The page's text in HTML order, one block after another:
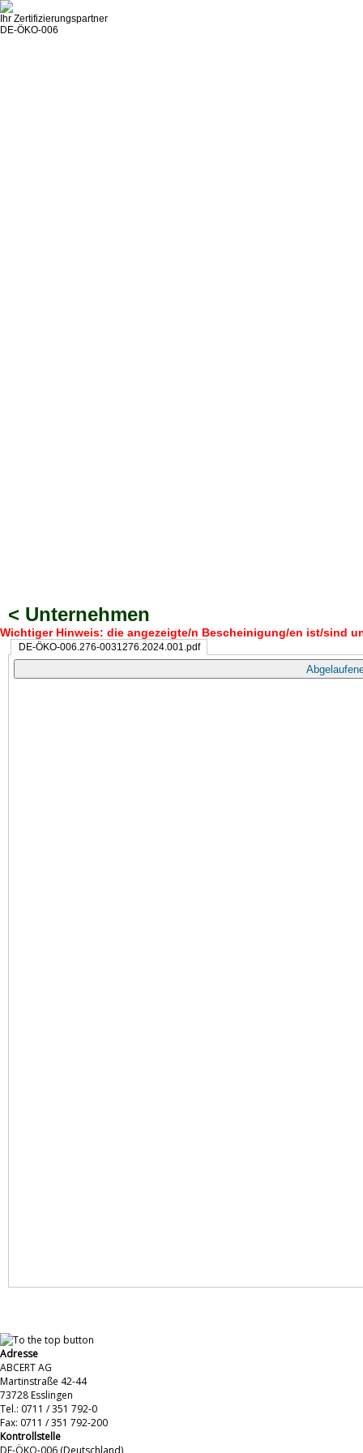
Ihr Zertifizierungspartner
DE-ÖKO-006
< Unternehmen
Wichtiger Hinweis: die angezeigte/n Bescheinigung/en ist/sind
DE-ÖKO-006.276-0031276.2024.001.pdf
Adresse
ABCERT AG
Martinstraße 42-44
73728 Esslingen
Tel.: 0711 / 351 792-0
Fax: 0711 / 351 792-200
Kontrollstelle
DE-ÖKO-006 (Deutschland)